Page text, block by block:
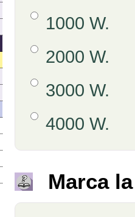
Respuestas
Opción 11000 W.
Opción 22000 W.
Opción 33000 W.
Opción 44000 W.
Marca